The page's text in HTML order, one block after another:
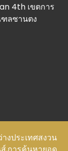
4th เขตการ
ฑลซานตง
งประเทศสงวน